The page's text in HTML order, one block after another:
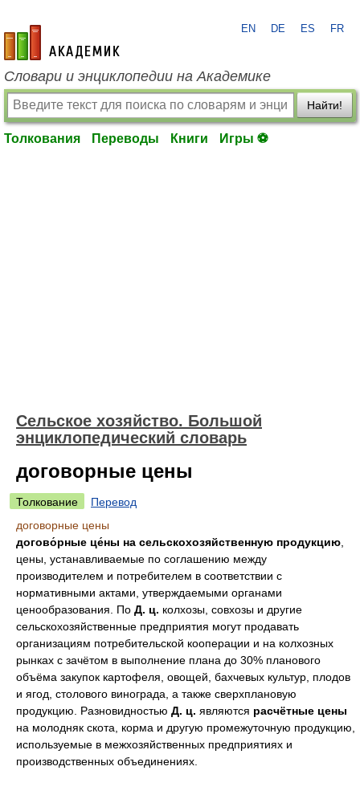
academic.ru
EN DE ES FR
Словари и энциклопедии на Академике
Найти!
Толкования Переводы Книги Игры ⚽
Сельское хозяйство. Большой
энциклопедический словарь
договорные цены
Толкование
Перевод
договорные цены
догово́рные це́ны на сельскохозяйственную продукцию
цены, устанавливаемые по соглашению между
производителем и потребителем в соответствии с
нормативными актами, утверждаемыми органами
ценообразования. По Д. ц. колхозы, совхозы и другие
сельскохозяйственные предприятия могут продавать
организациям потребительской кооперации и на колхозных
рынках с зачётом в выполнение плана до 30% планового
объёма закупок картофеля, овощей, бахчевых культур, плодов
и ягод, столового винограда, а также сверхплановую
продукцию. Разновидностью Д. ц. являются расчётные цены
на молодняк скота, корма и другую промежуточную продукцию,
используемые в межхозяйственных предприятиях и
производственных объединениях.